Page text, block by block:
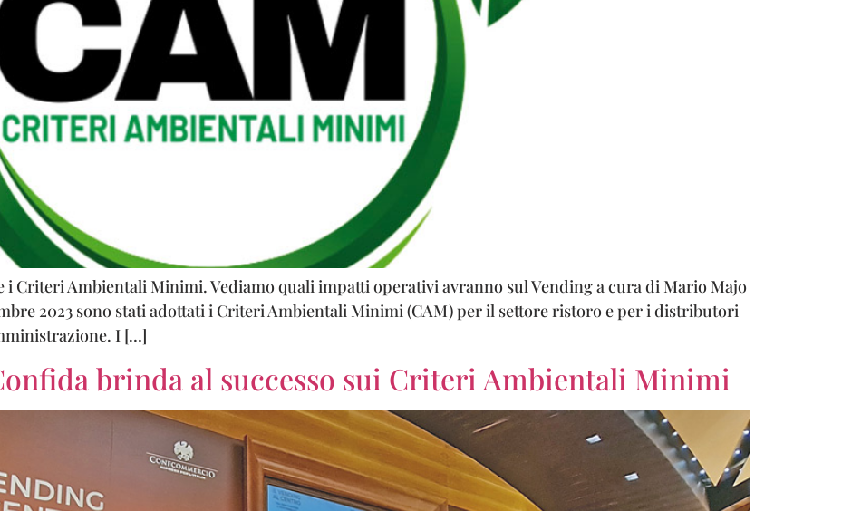
Criteri Ambientali Minimi. Vediamo quali impatti operativi avranno sul Vending a cura di Mario Majo
2023 sono stati adottati i Criteri Ambientali Minimi (CAM) per il settore ristoro e per i distributori
I […]
brinda al successo sui Criteri Ambientali Minimi